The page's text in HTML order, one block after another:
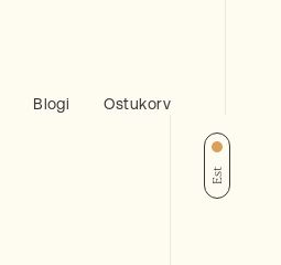
Blogi Ostukorv
Est